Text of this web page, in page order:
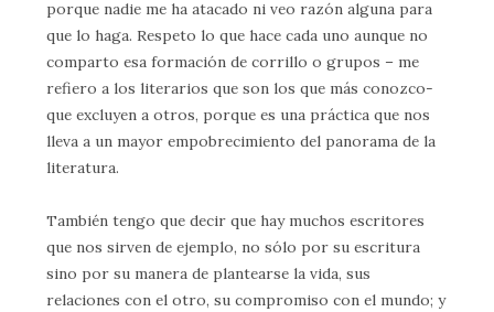
porque nadie me ha atacado ni veo razón alguna para
que lo haga. Respeto lo que hace cada uno aunque no
comparto esa formación de corrillo o grupos – me
refiero a los literarios que son los que más conozco-
que excluyen a otros, porque es una práctica que nos
lleva a un mayor empobrecimiento del panorama de la
literatura.
También tengo que decir que hay muchos escritores
que nos sirven de ejemplo, no sólo por su escritura
sino por su manera de plantearse la vida, sus
relaciones con el otro, su compromiso con el mundo; y